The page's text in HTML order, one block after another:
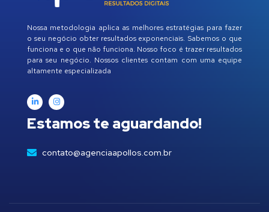
Nossa metodologia aplica as melhores estratégias para fazer
o seu negócio obter resultados exponenciais. Sabemos o que
funciona e o que não funciona. Nosso foco é trazer resultados
para seu negócio. Nossos clientes contam com uma equipe
altamente especializada
Estamos te aguardando!
contato@agenciaapollos.com.br